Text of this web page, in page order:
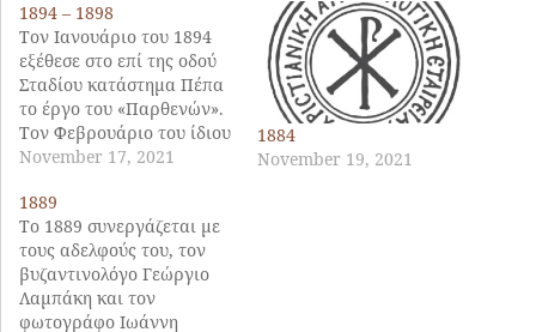
1894 – 1898
Τον Ιανουάριο του 1894
εξέθεσε στο επί της οδού
Σταδίου κατάστημα Πέπα
το έργο του «Παρθενών».
Τον Φεβρουάριο του ίδιου
χρόνου, στο ίδιο
έργα του «Τυφλή
γυναίκα» και
«Βοϊδοκεφαλή». Τον
Φεβρουάριο του 1895
εκθέτει στο πιλοπωλείο
Κατσίμπαλη έργο του, που
November 17, 2021
1884
November 19, 2021
1889
Το 1889 συνεργάζεται με
τους αδελφούς του, τον
βυζαντινολόγο Γεώργιο
Λαμπάκη και τον
φωτογράφο Ιωάννη